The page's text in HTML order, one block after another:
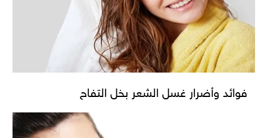
فوائد وأضرار غسل الشعر بخل التفاح